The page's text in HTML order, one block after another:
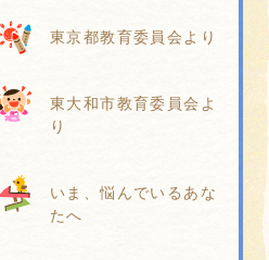
東京都教育委員会より
東大和市教育委員会よ
り
いま、悩んでいるあな
たへ